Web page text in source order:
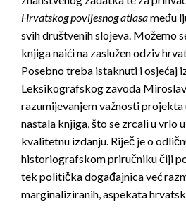
Hrvatskog povijesnog atlasameđu
svih društvenih slojeva. Možemo
knjiga naići na zaslužen odziv
Posebno treba istaknuti i osjećaj
Leksikografskog zavoda
razumijevanjem važnosti
nastala knjiga, što se zrcali u vrlo
kvalitetnu izdanju. Riječ je o
historiografskom priručniku čiji
tek politička događajnica već
marginaliziranih, aspekata